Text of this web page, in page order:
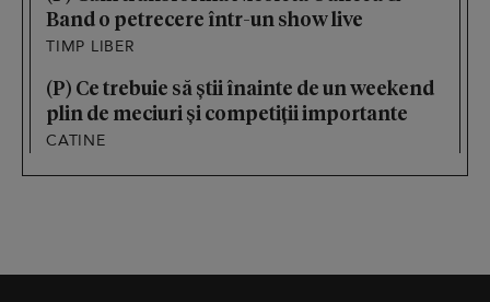
Band o petrecere într-un show live
TIMP LIBER
(P) Ce trebuie să știi înainte de un weekend
plin de meciuri și competiții importante
CATINE